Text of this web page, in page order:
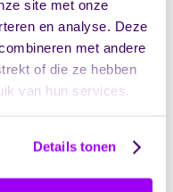
site met onze
en analyse. Deze
met andere
of die ze hebben
van hun services.
Details tonen
onbewuste
sluipen.
en